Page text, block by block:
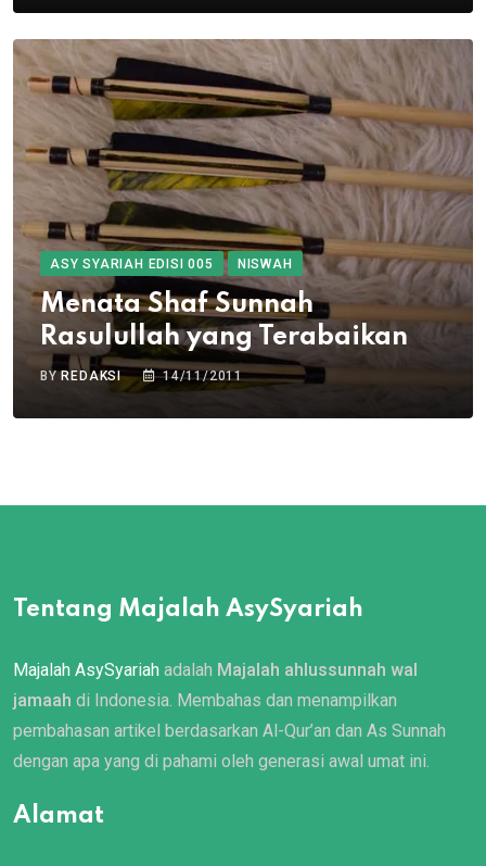
ASY SYARIAH EDISI 005 NISWAH
Menata Shaf Sunnah
Rasulullah yang Terabaikan
BY REDAKSI 14/11/2011
Tentang Majalah AsySyariah
Majalah AsySyariah adalah Majalah ahlussunnah wal
jamaah di Indonesia. Membahas dan menampilkan
pembahasan artikel berdasarkan Al-Qur’an dan As Sunnah
dengan apa yang di pahami oleh generasi awal umat ini.
Alamat